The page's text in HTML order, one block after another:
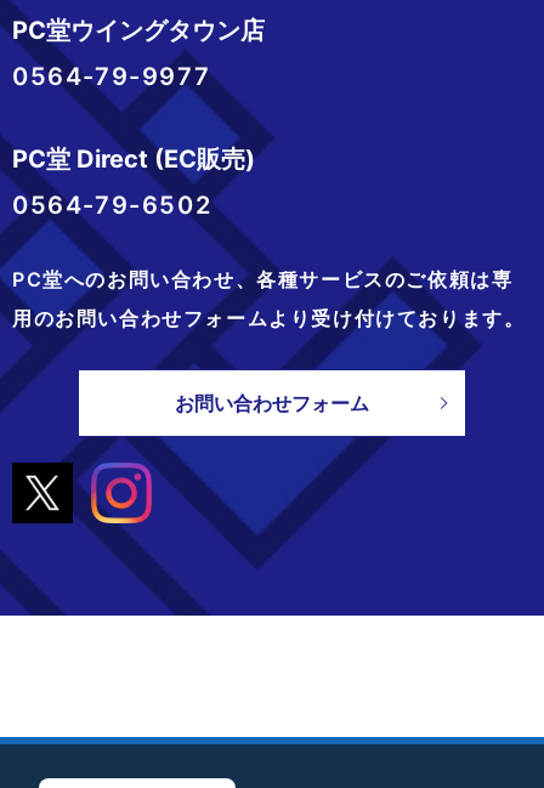
PC堂ウイングタウン店
0564-79-9977
PC堂 Direct (EC販売)
0564-79-6502
PC堂へのお問い合わせ、各種サービスのご依頼は専
用のお問い合わせフォームより 受け付けております。
お問い合わせフォーム